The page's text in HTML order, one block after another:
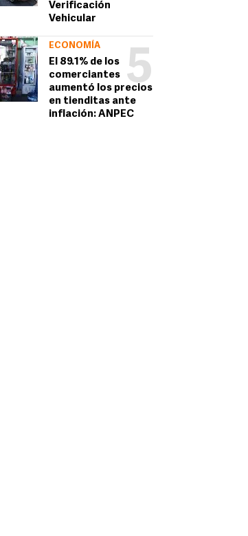
Verificación
Vehicular
5
ECONOMÍA
El 89.1% de los
comerciantes
aumentó los precios
en tienditas ante
inflación: ANPEC